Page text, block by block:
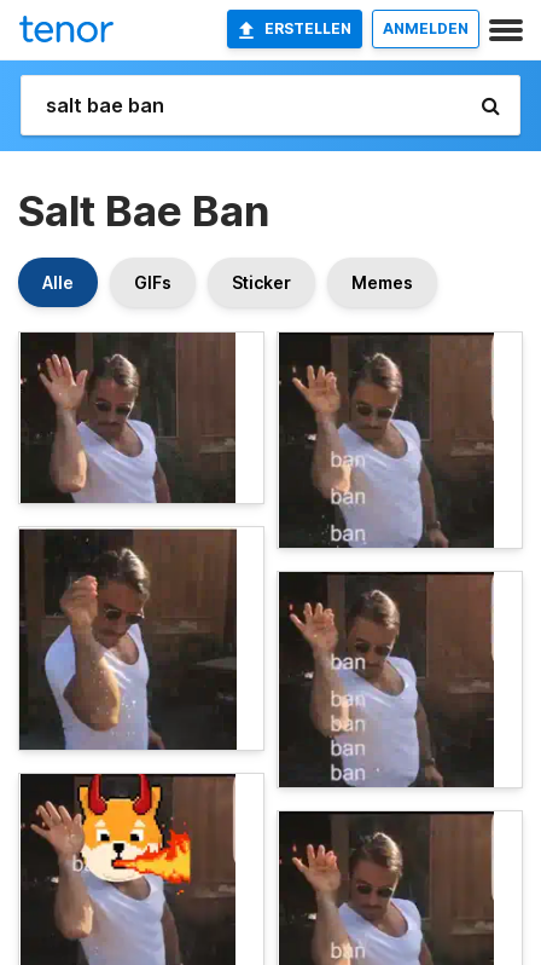
ERSTELLEN ANMELDEN
Salt Bae Ban
Alle GIFs Sticker Memes